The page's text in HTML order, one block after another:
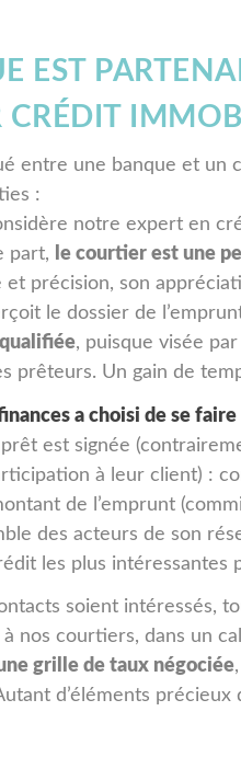
EST
CRÉDIT
entre une banque et un
:
notre expert en
part,
le courtier est une
et précision, son
le dossier de
, puisque visée
prêteurs. Un gain de
a choisi de se
prêt est signée
à leur client) :
de l’emprunt
des acteurs de son
les plus intéressantes
soient intéressés,
nos courtiers, dans un
grille de taux négociée
d’éléments